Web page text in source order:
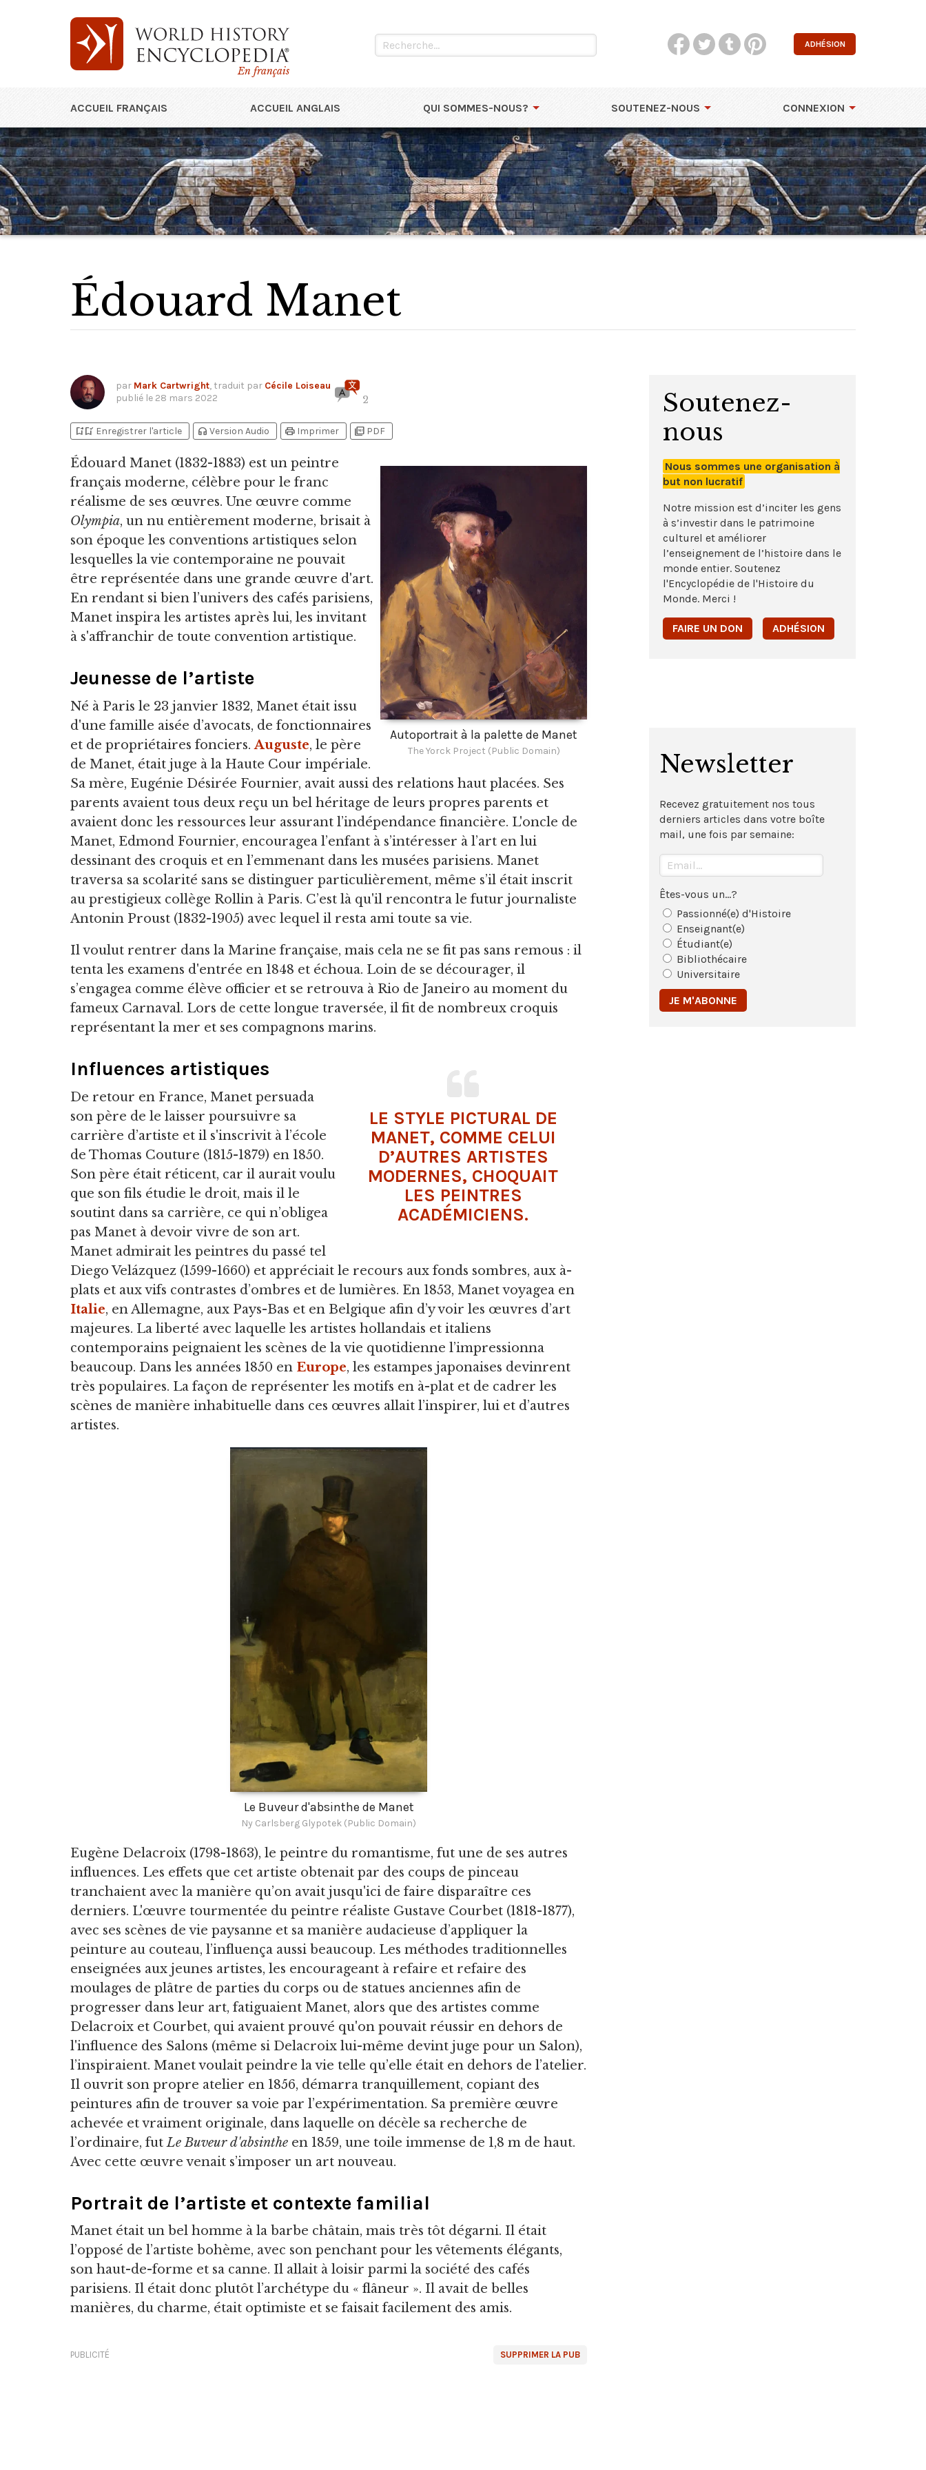
En français
ADHÉSION
ACCUEIL FRANÇAIS ACCUEIL ANGLAIS QUI SOMMES-NOUS? SOUTENEZ-NOUS CONNEXION
Édouard Manet
par Mark Cartwright, traduit par Cécile Loiseau
publié le 28 mars 2022 2
bookmark_addbookmark_added Enregistrer l'article headphones Version Audio print Imprimer picture_as_pdf PDF
Autoportrait à la palette de Manet
The Yorck Project (Public Domain)
Édouard Manet (1832-1883) est un peintre
français moderne, célèbre pour le franc
réalisme de ses œuvres. Une œuvre comme
Olympia, un nu entièrement moderne, brisait à
son époque les conventions artistiques selon
lesquelles la vie contemporaine ne pouvait
être représentée dans une grande œuvre d'art.
En rendant si bien l’univers des cafés parisiens,
Manet inspira les artistes après lui, les invitant
à s'affranchir de toute convention artistique.
Jeunesse de l’artiste
Né à Paris le 23 janvier 1832, Manet était issu
d'une famille aisée d’avocats, de fonctionnaires
et de propriétaires fonciers.Auguste, le père
de Manet, était juge à la Haute Cour impériale.
Sa mère, Eugénie Désirée Fournier, avait aussi des relations haut placées. Ses
parents avaient tous deux reçu un bel héritage de leurs propres parents et
avaient donc les ressources leur assurant l’indépendance financière. L'oncle de
Manet, Edmond Fournier, encouragea l’enfant à s’intéresser à l’art en lui
dessinant des croquis et en l’emmenant dans les musées parisiens. Manet
traversa sa scolarité sans se distinguer particulièrement, même s’il était inscrit
au prestigieux collège Rollin à Paris. C’est là qu'il rencontra le futur journaliste
Antonin Proust (1832-1905) avec lequel il resta ami toute sa vie.
Il voulut rentrer dans la Marine française, mais cela ne se fit pas sans remous : il
tenta les examens d'entrée en 1848 et échoua. Loin de se décourager, il
s’engagea comme élève officier et se retrouva à Rio de Janeiro au moment du
fameux Carnaval. Lors de cette longue traversée, il fit de nombreux croquis
représentant la mer et ses compagnons marins.
LE STYLE PICTURAL DE
MANET, COMME CELUI
D’AUTRES ARTISTES
MODERNES, CHOQUAIT
LES PEINTRES
ACADÉMICIENS.
Influences artistiques
De retour en France, Manet persuada
son père de le laisser poursuivre sa
carrière d’artiste et il s'inscrivit à l’école
de Thomas Couture (1815-1879) en 1850.
Son père était réticent, car il aurait voulu
que son fils étudie le droit, mais il le
soutint dans sa carrière, ce qui n’obligea
pas Manet à devoir vivre de son art.
Manet admirait les peintres du passé tel
Diego Velázquez (1599-1660) et appréciait le recours aux fonds sombres, aux à-
plats et aux vifs contrastes d’ombres et de lumières. En 1853, Manet voyagea en
Italie, en Allemagne, aux Pays-Bas et en Belgique afin d’y voir les œuvres d’art
majeures. La liberté avec laquelle les artistes hollandais et italiens
contemporains peignaient les scènes de la vie quotidienne l’impressionna
beaucoup. Dans les années 1850 en Europe, les estampes japonaises devinrent
très populaires. La façon de représenter les motifs en à-plat et de cadrer les
scènes de manière inhabituelle dans ces œuvres allait l’inspirer, lui et d’autres
artistes.
Le Buveur d'absinthe de Manet
Ny Carlsberg Glypotek (Public Domain)
Eugène Delacroix (1798-1863), le peintre du romantisme, fut une de ses autres
influences. Les effets que cet artiste obtenait par des coups de pinceau
tranchaient avec la manière qu’on avait jusqu'ici de faire disparaître ces
derniers. L'œuvre tourmentée du peintre réaliste Gustave Courbet (1818-1877),
avec ses scènes de vie paysanne et sa manière audacieuse d’appliquer la
peinture au couteau, l’influença aussi beaucoup. Les méthodes traditionnelles
enseignées aux jeunes artistes, les encourageant à refaire et refaire des
moulages de plâtre de parties du corps ou de statues anciennes afin de
progresser dans leur art, fatiguaient Manet, alors que des artistes comme
Delacroix et Courbet, qui avaient prouvé qu'on pouvait réussir en dehors de
l'influence des Salons (même si Delacroix lui-même devint juge pour un Salon),
l’inspiraient. Manet voulait peindre la vie telle qu’elle était en dehors de l’atelier.
Il ouvrit son propre atelier en 1856, démarra tranquillement, copiant des
peintures afin de trouver sa voie par l’expérimentation. Sa première œuvre
achevée et vraiment originale, dans laquelle on décèle sa recherche de
l’ordinaire, futLe Buveur d'absinthe en 1859, une toile immense de 1,8 m de haut.
Avec cette œuvre venait s’imposer un art nouveau.
Portrait de l’artiste et contexte familial
Manet était un bel homme à la barbe châtain, mais très tôt dégarni. Il était
l’opposé de l’artiste bohème, avec son penchant pour les vêtements élégants,
son haut-de-forme et sa canne. Il allait à loisir parmi la société des cafés
parisiens. Il était donc plutôt l’archétype du « flâneur ». Il avait de belles
manières, du charme, était optimiste et se faisait facilement des amis.
SUPPRIMER LA PUB
PUBLICITÉ
Soutenez-
nous
Nous sommes une organisation à
but non lucratif
Notre mission est d’inciter les gens
à s’investir dans le patrimoine
culturel et améliorer
l’enseignement de l’histoire dans le
monde entier. Soutenez
l'Encyclopédie de l'Histoire du
Monde. Merci !
FAIRE UN DON ADHÉSION
Newsletter
Recevez gratuitement nos tous
derniers articles dans votre boîte
mail, une fois par semaine:
Êtes-vous un...?
Passionné(e) d'Histoire
Enseignant(e)
Étudiant(e)
Bibliothécaire
Universitaire